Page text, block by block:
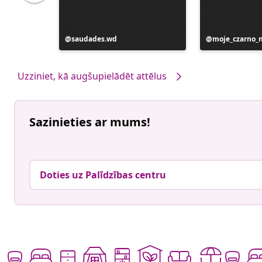
Ierakstu
publicējis
saudades.wd
Ierakstu
publicējis
Uzziniet, kā augšupielādēt attēlus
Sazinieties ar mums!
Doties uz Palīdzības centru